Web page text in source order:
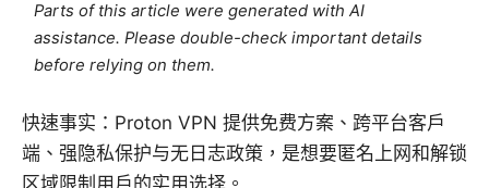
Parts of this article were generated with AI
assistance. Please double-check important details
before relying on them.
快速事实：Proton VPN 提供免费方案、跨平台客户
端、强隐私保护与无日志政策，是想要匿名上网和解锁